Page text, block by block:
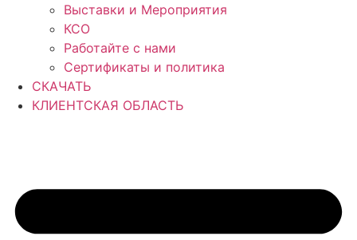
Выставки и Мероприятия
КСО
Работайте с нами
Сертификаты и политика
СКАЧАТЬ
КЛИЕНТСКАЯ ОБЛАСТЬ